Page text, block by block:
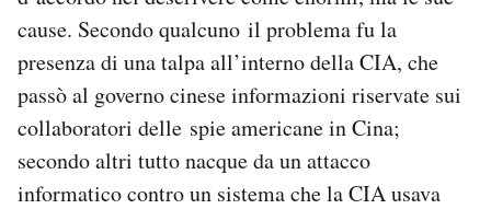
cause. Secondo qualcuno il problema fu la
presenza di una talpa all’interno della CIA, che
passò al governo cinese informazioni riservate sui
collaboratori delle spie americane in Cina;
secondo altri tutto nacque da un attacco
informatico contro un sistema che la CIA usava